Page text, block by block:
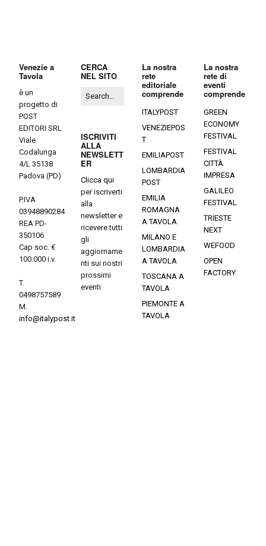
Venezie a
Tavola
è un
progetto di
POST
EDITORI SRL
Viale
Codalunga
4/L 35138
Padova (PD)
P.IVA
03948890284
REA PD-
350106
Cap soc. €
100.000 i.v.
T.
0498757589
M.
info@italypost.it
CERCA
NEL SITO
ISCRIVITI
ALLA
NEWSLETT
ER
Clicca qui
per iscriverti
alla
newsletter e
ricevere tutti
gli
aggiorname
nti sui nostri
prossimi
eventi
La nostra
rete
editoriale
comprende
ITALYPOST
VENEZIEPOS
T
EMILIAPOST
LOMBARDIA
POST
EMILIA
ROMAGNA
A TAVOLA
MILANO E
LOMBARDIA
A TAVOLA
TOSCANA A
TAVOLA
PIEMONTE A
TAVOLA
La nostra
rete di
eventi
comprende
GREEN
ECONOMY
FESTIVAL
FESTIVAL
CITTÀ
IMPRESA
GALILEO
FESTIVAL
TRIESTE
NEXT
WEFOOD
OPEN
FACTORY